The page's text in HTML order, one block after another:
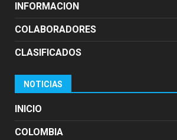
INFORMACION
COLABORADORES
CLASIFICADOS
NOTICIAS
INICIO
COLOMBIA